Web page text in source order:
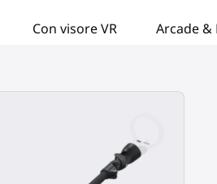
Con visore VR Arcade &